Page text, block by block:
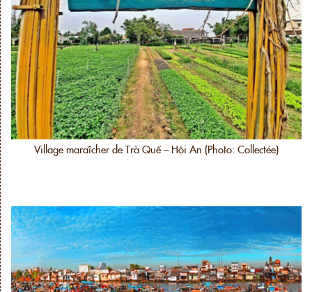
Village maraîcher de Trà Quế – Hội An (Photo: Collectée)